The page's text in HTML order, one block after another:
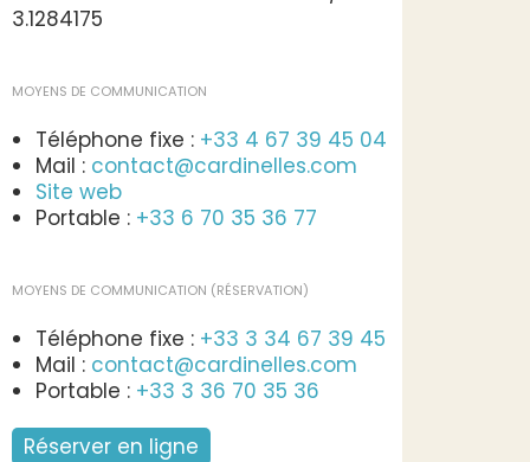
3.1284175
MOYENS DE COMMUNICATION
Téléphone fixe : +33 4 67 39 45 04
Mail : contact@cardinelles.com
Site web
Portable : +33 6 70 35 36 77
MOYENS DE COMMUNICATION (RÉSERVATION)
Téléphone fixe : +33 3 34 67 39 45
Mail : contact@cardinelles.com
Portable : +33 3 36 70 35 36
Réserver en ligne